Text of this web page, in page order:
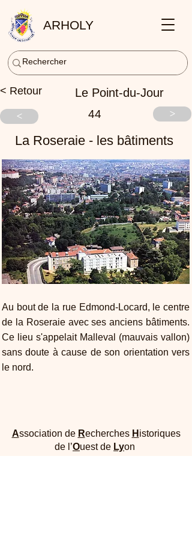
ARHOLY
< Retour Le Point-du-Jour
< 44 >
La Roseraie - les bâtiments
Au bout de la rue Edmond-Locard, le centre
de la Roseraie avec ses anciens bâtiments.
Ce lieu s'appelait Malleval (mauvais vallon)
sans doute à cause de son orientation vers
le nord.
Association de Recherches H istoriques
de l’Ouest de Lyon